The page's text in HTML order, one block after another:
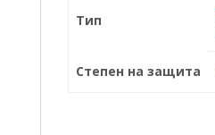
Тип
Степен на защита